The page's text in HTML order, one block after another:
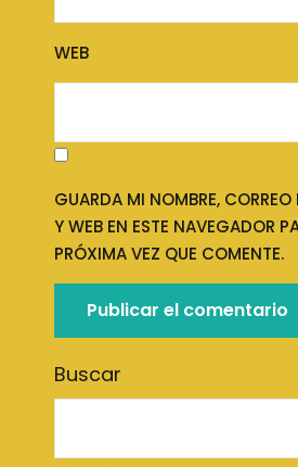
WEB
GUARDA MI NOMBRE,
Y WEB EN ESTE NAVEGADOR
PRÓXIMA VEZ QUE COMENTE.
Buscar